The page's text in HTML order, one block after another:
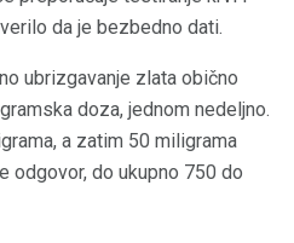
da je bezbedno dati.
ubrizgavanje zlata obično
doza, jednom nedeljno.
a zatim 50 miligrama
odgovor, do ukupno 750 do